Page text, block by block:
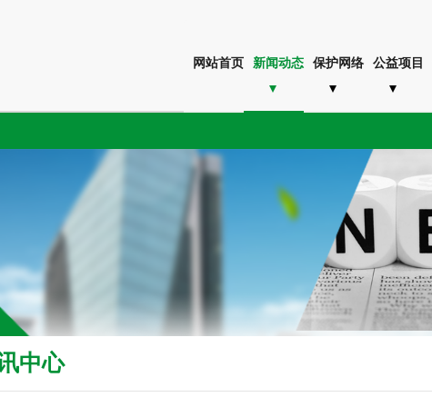
网站首页 新闻动态 保护网络 公益项目
中心